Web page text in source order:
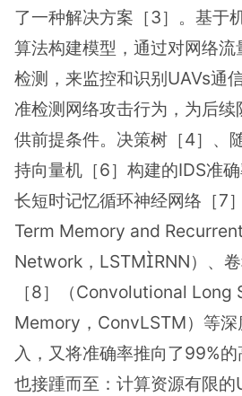
了一种解决方案［3］。基于
算法构建模型，通过对网络流
检测，来监控和识别UAVs通
准检测网络攻击行为，为后
供前提条件。决策树［4］、
持向量机［6］构建的IDS准
长短时记忆循环神经网络［7
Term Memory and
Network，LSTMRNN）、
［8］（Convolutional Long
Memory，ConvLSTM）等深
入，又将准确率推向了99%
也接踵而至：计算资源有限的